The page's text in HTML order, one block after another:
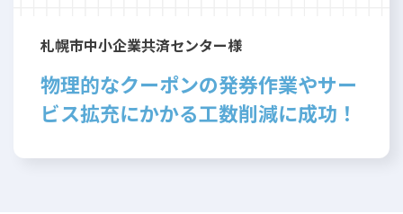
札幌市中小企業共済センター様
物理的なクーポンの発券作業やサー
ビス拡充にかかる工数削減に成功！